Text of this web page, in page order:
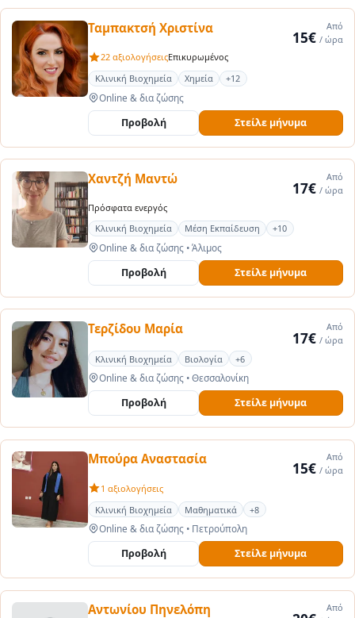
Ταμπακτσή Χριστίνα Από
15€ / ώρα
22 αξιολογήσειςΕπικυρωμένος
Κλινική Βιοχημεία
Χημεία +12
Online & δια ζώσης
Προβολή Στείλε μήνυμα
Χαντζή Μαντώ Από
17€ / ώρα
Πρόσφατα ενεργός
Κλινική Βιοχημεία
Μέση Εκπαίδευση +10
Online & δια ζώσης •Άλιμος
Προβολή Στείλε μήνυμα
Τερζίδου Μαρία Από
17€ / ώρα
Κλινική Βιοχημεία
Βιολογία +6
Online & δια ζώσης •Θεσσαλονίκη
Προβολή Στείλε μήνυμα
Μπούρα Αναστασία Από
15€ / ώρα
1 αξιολογήσεις
Κλινική Βιοχημεία
Μαθηματικά +8
Online & δια ζώσης •Πετρούπολη
Προβολή Στείλε μήνυμα
Αντωνίου Πηνελόπη Από